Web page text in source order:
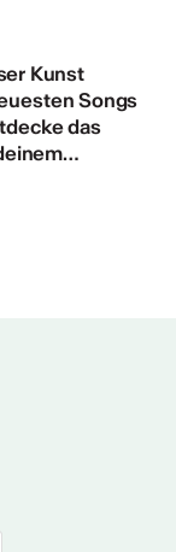
Kunst
Songs
das
…